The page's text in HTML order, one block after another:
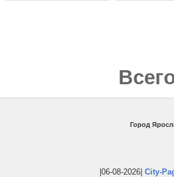
Город
|06-08-2026| City-